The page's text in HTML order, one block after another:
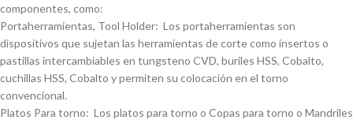
componentes, como:
Portaherramientas, Tool Holder: Los portaherramientas son
dispositivos que sujetan las herramientas de corte como insertos o
pastillas intercambiables en tungsteno CVD, buriles HSS, Cobalto,
cuchillas HSS, Cobalto y permiten su colocación en el torno
convencional.
Platos Para torno: Los platos para torno o Copas para torno o Mandriles